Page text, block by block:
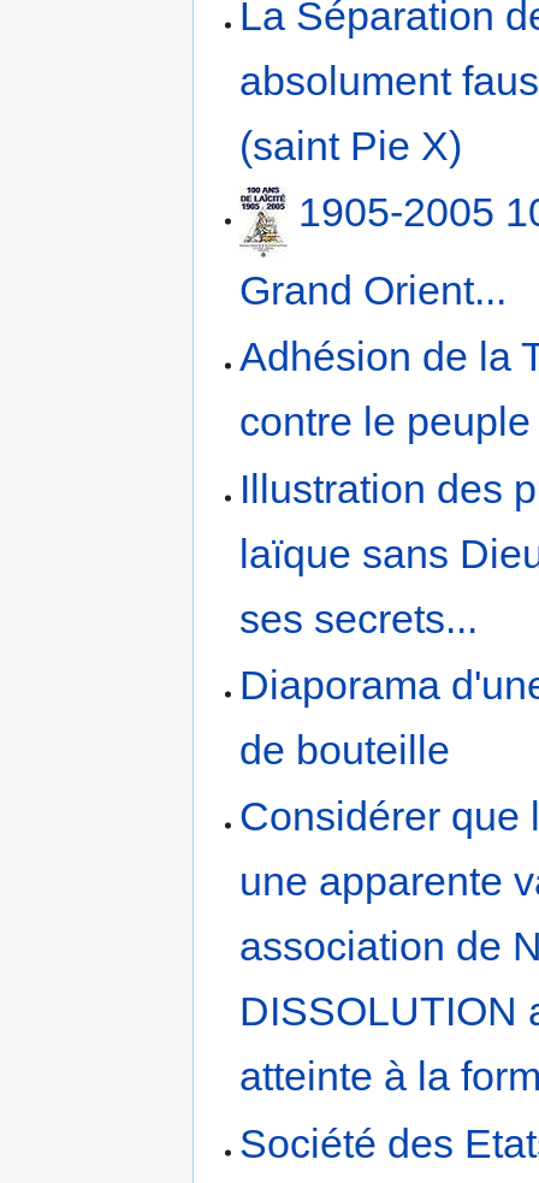
La Séparation
absolument
(saint Pie X)
1905-2005
Grand Orient...
Adhésion de la
contre le peuple
Illustration des
laïque sans
ses secrets...
Diaporama
de bouteille
Considérer que
une apparente
association de
DISSOLUTION
atteinte à la
Société des